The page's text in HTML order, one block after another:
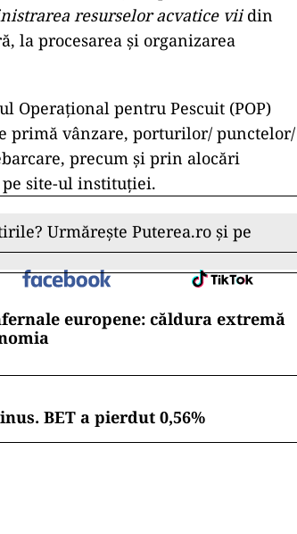
resurselor acvatice vii din
la procesarea şi organizarea
Operaţional pentru Pescuit (POP)
primă vânzare, porturilor/ punctelor/
precum şi prin alocări
site-ul instituției.
Urmărește Puterea.ro și pe
europene: căldura extremă
BET a pierdut 0,56%